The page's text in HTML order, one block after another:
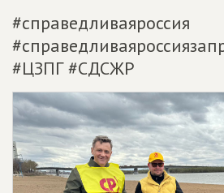
#справедливаяроссия
#ЦЗПГ #СДСЖР